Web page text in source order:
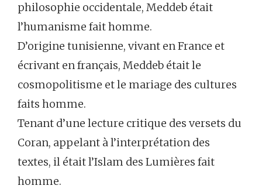
philosophie occidentale, Meddeb était
l’humanisme fait homme.
D’origine tunisienne, vivant en France et
écrivant en français, Meddeb était le
cosmopolitisme et le mariage des cultures
faits homme.
Tenant d’une lecture critique des versets du
Coran, appelant à l’interprétation des
textes, il était l’Islam des Lumières fait
homme.